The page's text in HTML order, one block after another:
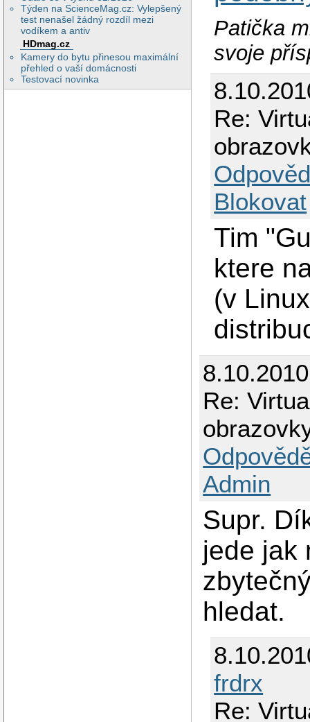
Týden na ScienceMag.cz: Vylepšený
test nenašel žádný rozdíl mezi
vodíkem a antiv
HDmag.cz
Kamery do bytu přinesou maximální
přehled o vaší domácnosti
Testovací novinka
Patička
svoje
Re:
Blokovat
Tim
ktere
(v
Re:
Admin
Supr.
jede jak
hledat.
frdrx
Re: